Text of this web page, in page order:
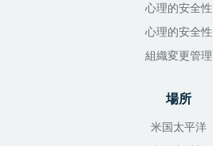
心理的安全性
心理的安全性
組織変更管理
場所
米国太平洋